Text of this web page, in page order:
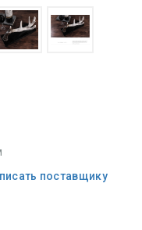
поставщику